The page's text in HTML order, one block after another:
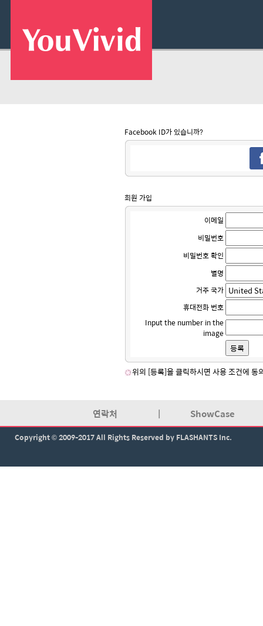
Facebook ID가 있습니까?
회원 가입
이메일
비밀번호
비밀번호 확인
별명
거주 국가
휴대전화 번호
Input the number in the
image
위의 [등록]을 클릭하시면 사용 조건에 동
연락처 | ShowCase
Copyright © 2009-2017 All Rights Reserved by FLASHANTS Inc.